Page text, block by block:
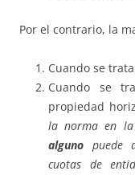
Por el contrario, la
Cuando se
Cuando se
propiedad
la norma en la
alguno puede
cuotas de